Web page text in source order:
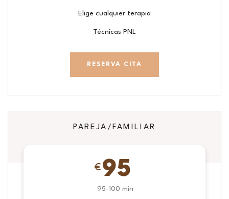
Elige cualquier terapia
Técnicas PNL
RESERVA CITA
PAREJA/FAMILIAR
€ 95
95-100 min